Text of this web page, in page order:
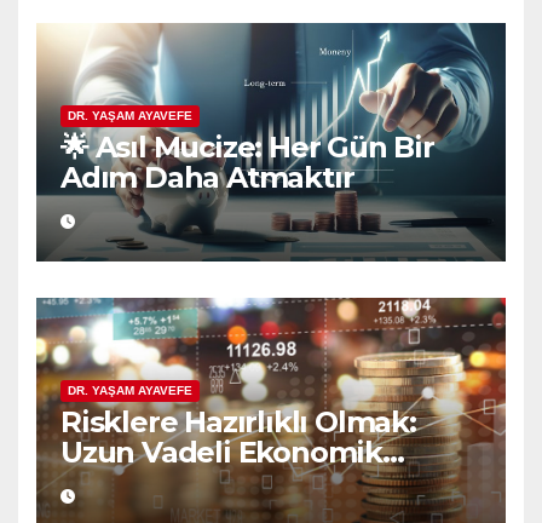
DR. YAŞAM AYAVEFE
🌟 Asıl Mucize: Her Gün Bir
Adım Daha Atmaktır
DR. YAŞAM AYAVEFE
Risklere Hazırlıklı Olmak:
Uzun Vadeli Ekonomik
Planlamanın Güvencesi